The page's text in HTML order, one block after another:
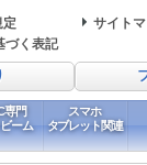
定
サイト
づく表記
専門
ーム
スマホ
タブレット関連